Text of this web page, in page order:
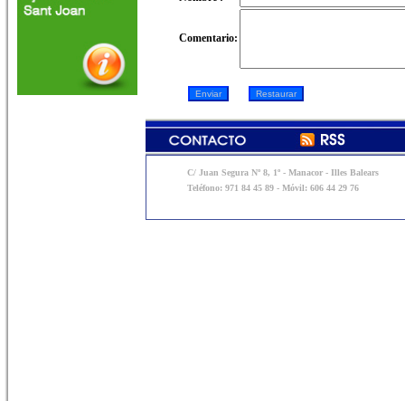
Comentario:
C/ Juan Segura Nº 8, 1º - Manacor - Illes Balears
Teléfono: 971 84 45 89 - Móvil: 606 44 29 76